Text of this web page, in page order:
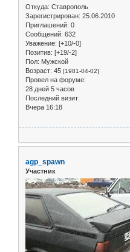
Откуда: Ставрополь
Зарегистрирован: 25.06.2010
Приглашений: 0
Сообщений: 632
Уважение: [+10/-0]
Позитив: [+19/-2]
Пол: Мужской
Возраст: 45 [1981-04-02]
Провел на форуме:
28 дней 5 часов
Последний визит:
Вчера 16:18
agp_spawn
Участник